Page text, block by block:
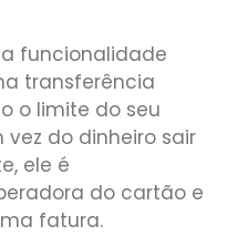
funcionalidade
transferência
o limite do seu
do dinheiro sair
ele é
do cartão e
fatura.